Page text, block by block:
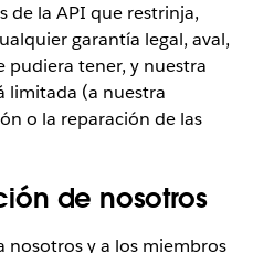
de la API que restrinja,
garantía legal, aval,
pudiera tener, y nuestra
limitada (a nuestra
o la reparación de las
de nosotros
nosotros y a los miembros